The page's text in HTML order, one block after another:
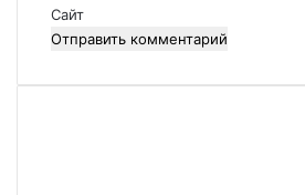
й
*
Сайт